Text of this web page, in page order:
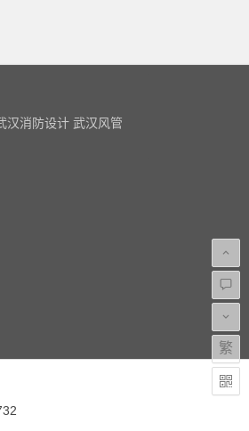
汉消防设计 武汉风管
繁